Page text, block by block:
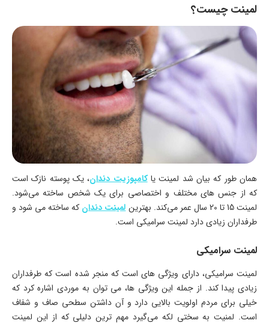
لمینت چیست؟
همان طور که بیان شد لمینت یاکامپوزیت دندان، یک پوسته نازک است
که از جنس های مختلف و اختصاصی برای یک شخص ساخته می‌شود.
لمینت 15 تا 20 سال عمر می‌کند. بهترین
لمینت دندان که ساخته می شود و
طرفداران زیادی دارد لمینت سرامیکی است.
لمینت سرامیکی
لمینت سرامیکی، دارای ویژگی های است که منجر شده است که طرفداران
زیادی پیدا کند. از جمله این ویژگی ها، می توان به موردی اشاره کرد که
خیلی برای مردم اولویت بالایی دارد و آن داشتن سطحی صاف و شفاف
است. لمنیت به سختی لکه می‌گیرد مهم ترین دلیلی که از این لمینت